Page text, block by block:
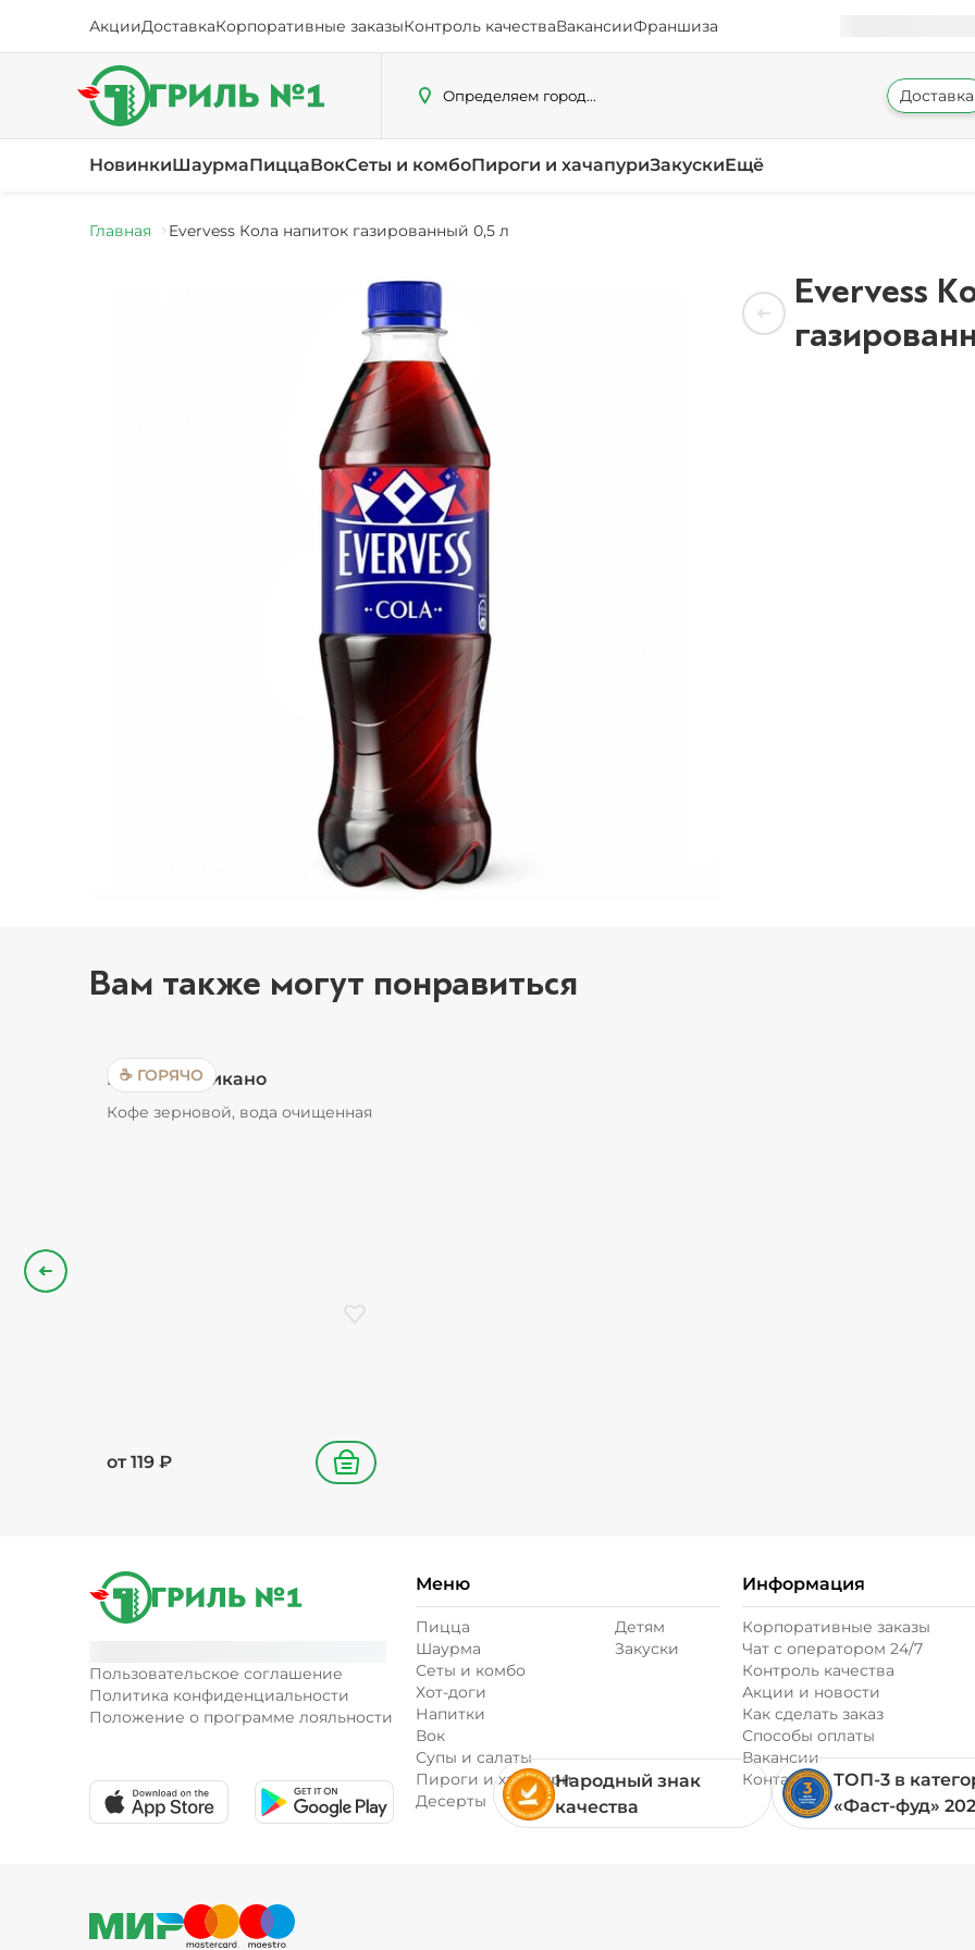
АкцииДоставкаКорпоративные заказыКонтроль качестваВакансииФраншиза
Определяем город... Доставка
НовинкиШаурмаПиццаВокСеты и комбоПироги и хачапуриЗакускиЕщё
Главная Evervess Кола напиток газированный 0,5 л
Evervess
Вам также могут понравиться
☕ ГОРЯЧО
Кофе Американо
Кофе зерновой, вода очищенная
от 119 ₽ В корзину
Назад
Пользовательское соглашение
Политика конфиденциальности
Положение о программе лояльности
Меню
Пицца
Шаурма
Сеты и комбо
Хот-доги
Напитки
Вок
Супы и салаты
Пироги и хачапури
Десерты
Детям
Закуски
Информация
Корпоративные заказы
Чат с оператором 24/7
Контроль качества
Акции и новости
Как сделать заказ
Способы оплаты
Вакансии
Контакты
Народный знак
качества
ТОП-3 в
«Фаст-фуд»